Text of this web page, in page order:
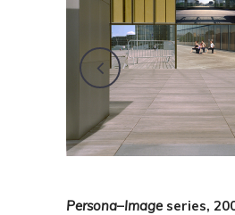
Persona–Imageseries,